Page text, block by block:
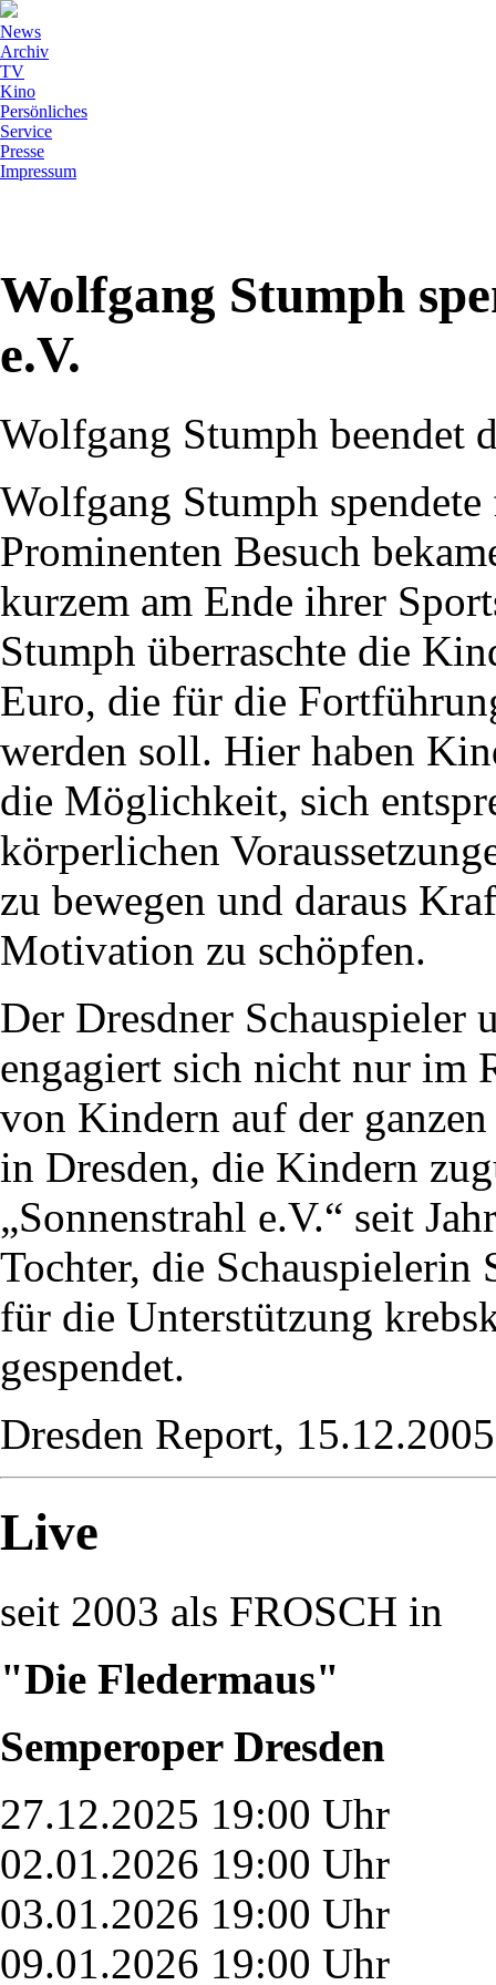
News
Archiv
TV
Kino
Persönliches
Service
Presse
Impressum
Wolfgang Stumph
e.V.
Wolfgang Stumph beendet
Wolfgang Stumph
Prominenten Besuch
kurzem am Ende ihrer
Stumph überraschte die
Euro, die für die
werden soll. Hier haben
die Möglichkeit, sich
körperlichen
zu bewegen und daraus
Motivation zu schöpfen.
Der Dresdner Schauspieler
engagiert sich nicht nur im
von Kindern auf der
in Dresden, die Kindern
„Sonnenstrahl e.V.“ seit
Tochter, die Schauspielerin
für die Unterstützung
gespendet.
Dresden Report, 15.12.2005
Live
seit 2003 als FROSCH in
"Die Fledermaus"
Semperoper Dresden
27.12.2025 19:00 Uhr
02.01.2026 19:00 Uhr
03.01.2026 19:00 Uhr
09.01.2026 19:00 Uhr